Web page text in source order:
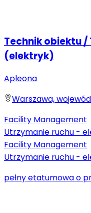
Technik obiektu
(elektryk)
Apleona
Warszawa,
Facility Management
Utrzymanie ruchu -
Facility Management
Utrzymanie ruchu -
pełny etatumowa o